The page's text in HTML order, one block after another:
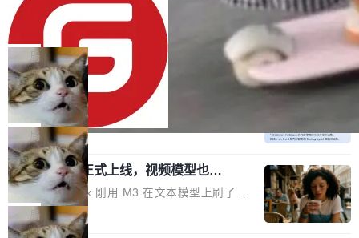
e/BootstrapBlazor/pull/825...
code web 国际化多语言支持 添加 soloncode w
eb 消息列表消息导航支持 修复 soloncode web
文件详情初次显示时语法高亮失效的问题 修复 s
oloncode web 审查详情文件名中文乱码的问题
细节优化 详情查看：https://gitee.com/opensol
on/soloncode/releases/v2026.8.2
OpenAI 宣布 GPT-5.6 Luna 价格下降
80%
OpenAI 宣布 GPT-5.6 Luna 价格下降 80%。输
入从每百万 token 1 美元砍到 0.2 美元，输出从
6 美元砍到 1.2 美元。GPT-5.6 Terra 降 20%。
旗舰 Sol 没降，但加了一个 Fast 模式——2.5
倍速度，2 倍价格，智商不变。 降价的理由不是
市场竞争，不是清库存，是 Sol 自己把自己优化
了。 这事分两步。第一步，OpenAI 把 GPT-5.6
Sol 部署上线。第二步，让 Sol 通过 Codex 自
己去优化自己的推理基础设施。Sol 学了 Triton
和 Gluon 两种 GPU 编程语言，重写了生产环境
的 GPU 内核，找出了哪...
局
DeepSeek-V4-Flash 官方 API 现已正
式上线公测
DeepSeek V4 Flash 正式版今天上线了。模型
结构和参数规模没变，还是 MoE 284B、激活 1
3B、100 万 token 上下文——只重新做了后训
练。但改完之后，Agent 能力直接把自家 4 月发
的 Pro Preview 给干了。 九项 Agent 基准测试
全部反超。Terminal Bench 2.1 从 61.8 涨到 8
2.7，DeepSWE 从 7.3 涨到 54.4，DSBench-F
局
MiniMax H3 正式上线，视频模型也开
始玩全模态了
上个月 MiniMax 刚用 M3 在文本模型上刷了一
波存在感，今天 H3 来了——一款全模态生成模
型，而且承诺几天内开源权重。 先看能力边界。
局